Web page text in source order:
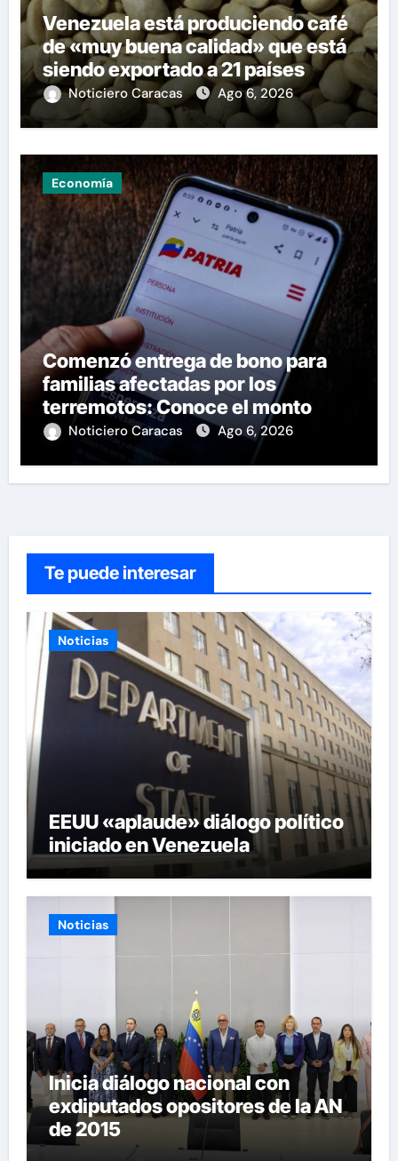
Venezuela está produciendo café
de «muy buena calidad» que está
siendo exportado a 21 países
Noticiero Caracas Ago 6, 2026
Economía
Comenzó entrega de bono para
familias afectadas por los
terremotos: Conoce el monto
Noticiero Caracas Ago 6, 2026
Te puede interesar
Noticias
EEUU «aplaude» diálogo político
iniciado en Venezuela
Noticias
Inicia diálogo nacional con
exdiputados opositores de la AN
de 2015